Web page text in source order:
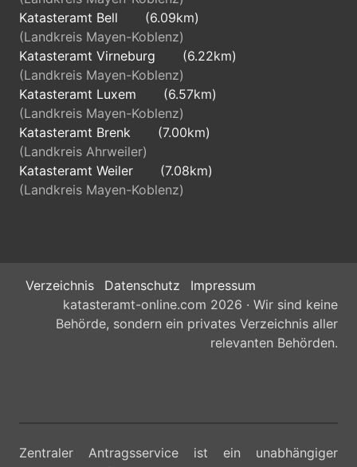
Katasteramt Bell
(6.09km)
(Landkreis Mayen-Koblenz)
Katasteramt Virneburg
(6.22km)
(Landkreis Mayen-Koblenz)
Katasteramt Luxem
(6.57km)
(Landkreis Mayen-Koblenz)
Katasteramt Brenk
(7.00km)
(Landkreis Ahrweiler)
Katasteramt Weiler
(7.08km)
(Landkreis Mayen-Koblenz)
Verzeichnis Datenschutz
Impressum
katasteramt-online.com 2026 · Wir sind keine
Behörde, sondern ein privates Verzeichnis aller
relevanten Behörden.
Zentraler Antragsservice ist ein unabhängiger